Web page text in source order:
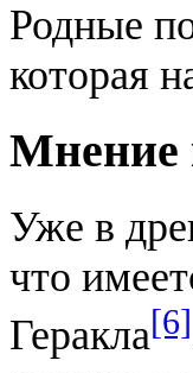
Родные
которая
Мнение
Уже в
что
Геракла[6]